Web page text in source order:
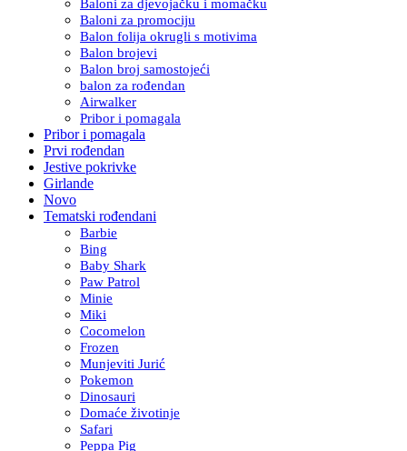
Baloni za djevojačku i momačku
Baloni za promociju
Balon folija okrugli s motivima
Balon brojevi
Balon broj samostojeći
balon za rođendan
Airwalker
Pribor i pomagala
Pribor i pomagala
Prvi rođendan
Jestive pokrivke
Girlande
Novo
Tematski rođendani
Barbie
Bing
Baby Shark
Paw Patrol
Minie
Miki
Cocomelon
Frozen
Munjeviti Jurić
Pokemon
Dinosauri
Domaće životinje
Safari
Peppa Pig